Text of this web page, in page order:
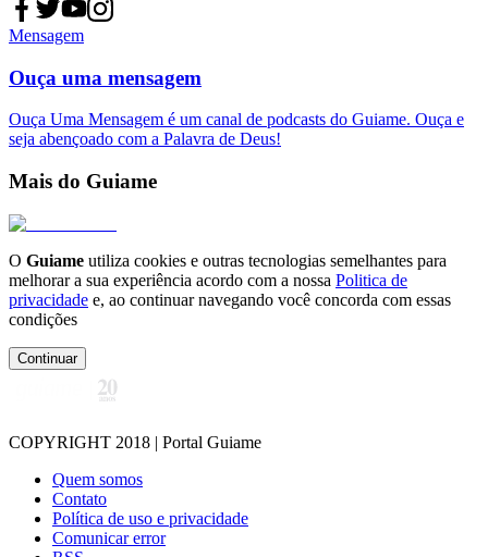
Mensagem
Ouça uma mensagem
Ouça Uma Mensagem é um canal de podcasts do Guiame. Ouça e
seja abençoado com a Palavra de Deus!
Mais do Guiame
O Guiame utiliza cookies e outras tecnologias semelhantes para
melhorar a sua experiência acordo com a nossa Politica de
privacidade e, ao continuar navegando você concorda com essas
condições
Continuar
COPYRIGHT 2018 | Portal Guiame
Quem somos
Contato
Política de uso e privacidade
Comunicar error